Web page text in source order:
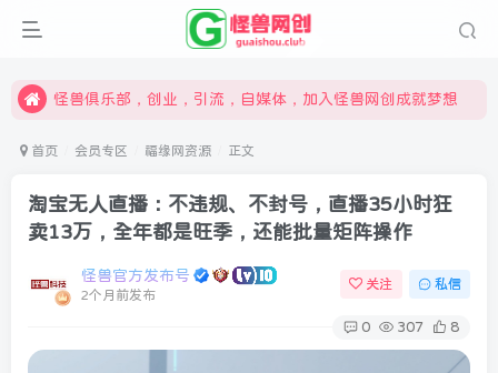
限时开通会员更享折扣，超高返佣
怪兽俱乐部，创业，引流，自媒体，加入怪兽网创成就梦想
首页 会员专区 福缘网资源 正文
淘宝无人直播：不违规、不封号，直播35小时狂
卖13万，全年都是旺季，还能批量矩阵操作
怪兽官方发布号
2个月前发布
关注 私信
0 307 8